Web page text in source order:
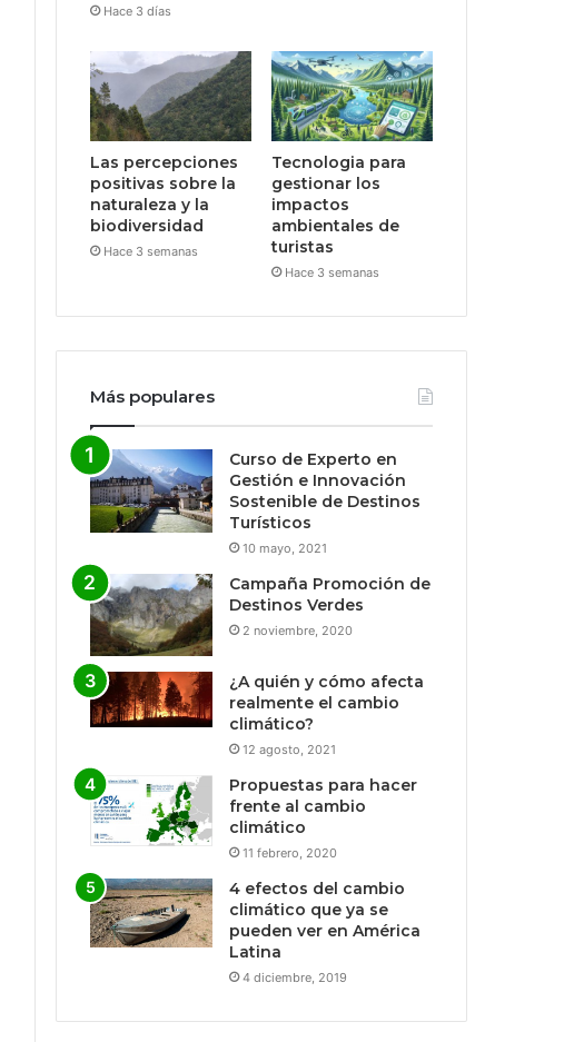
Hace 3 días
Las percepciones
positivas sobre la
naturaleza y la
biodiversidad
Hace 3 semanas
Tecnologia para
gestionar los
impactos
ambientales de
turistas
Hace 3 semanas
Más populares
Curso de Experto en
Gestión e Innovación
Sostenible de Destinos
Turísticos
10 mayo, 2021
Campaña Promoción de
Destinos Verdes
2 noviembre, 2020
¿A quién y cómo afecta
realmente el cambio
climático?
12 agosto, 2021
Propuestas para hacer
frente al cambio
climático
11 febrero, 2020
4 efectos del cambio
climático que ya se
pueden ver en América
Latina
4 diciembre, 2019